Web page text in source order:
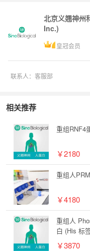
北京义翘神
Inc.)
皇冠会员
联系人： 客服部
相关推荐
重组RNF4
￥2180
重组人
￥4180
重组人
白 (His 标
￥3870